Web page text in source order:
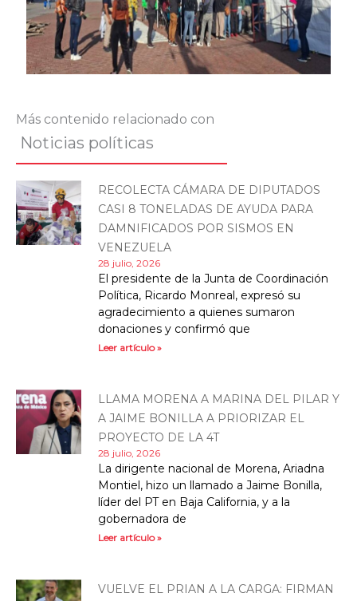
Más contenido relacionado con
Noticias políticas
RECOLECTA CÁMARA DE DIPUTADOS
CASI 8 TONELADAS DE AYUDA PARA
DAMNIFICADOS POR SISMOS EN
VENEZUELA
28 julio, 2026
El presidente de la Junta de Coordinación
Política, Ricardo Monreal, expresó su
agradecimiento a quienes sumaron
donaciones y confirmó que
Leer artículo »
LLAMA MORENA A MARINA DEL PILAR Y
A JAIME BONILLA A PRIORIZAR EL
PROYECTO DE LA 4T
28 julio, 2026
La dirigente nacional de Morena, Ariadna
Montiel, hizo un llamado a Jaime Bonilla,
líder del PT en Baja California, y a la
gobernadora de
Leer artículo »
VUELVE EL PRIAN A LA CARGA: FIRMAN